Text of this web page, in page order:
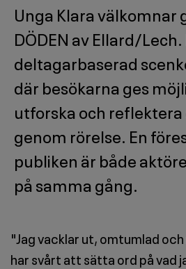
Unga Klara välkomnar
DÖDEN av Ellard/Lech.
deltagarbaserad
där besökarna ges
utforska och
genom rörelse. En
publiken är både
på samma gång.
"Jag vacklar ut, omtumlad
har svårt att sätta ord på vad